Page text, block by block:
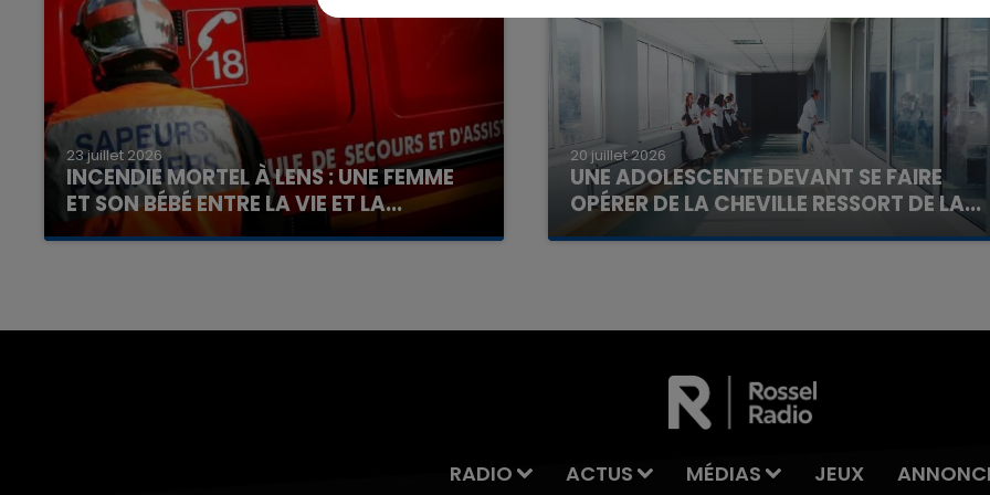
23 juillet 2026
INCENDIE MORTEL À LENS : UNE FEMME
ET SON BÉBÉ ENTRE LA VIE ET LA...
Un homme s'est immolé par le feu après avoir
20 juillet 2026
UNE ADOLESCENTE DEVANT SE FAIRE
OPÉRER DE LA CHEVILLE RESSORT DE LA...
La famille a porté plainte contre la clinique qui a
RADIO ACTUS MÉDIAS JEUX